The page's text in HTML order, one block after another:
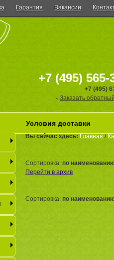
Гарантия Вакансии
+7 (495) 565-
+7 (495)
Заказать
Условия доставки
Вы сейчас здесь:Главная/
Сортировка: по
Перейти в архив
Сортировка: по